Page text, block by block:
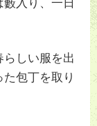
入り、一日
しい服を出
包丁を取り